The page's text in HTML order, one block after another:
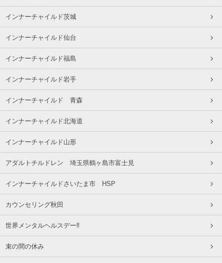
インナーチャイルド茨城
インナーチャイルド仙台
インナーチャイルド福島
インナーチャイルド岩手
インナーチャイルド 青森
インナーチャイルド北海道
インナーチャイルド山形
アダルトチルドレン 埼玉県鶴ヶ島市富士見
インナーチャイルドさいたま市 HSP
カウンセリング秋田
世界メンタルヘルスデー‼️
束の間の休み